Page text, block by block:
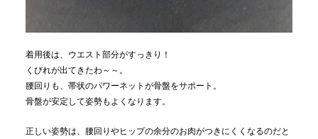
着用後は、ウエスト部分がすっきり！
くびれが出てきたわ～～。
腰回りも、帯状のパワーネットが骨盤をサポート。
骨盤が安定して姿勢もよくなります。
正しい姿勢は、腰回りやヒップの余分のお肉がつきにくくなるのだと